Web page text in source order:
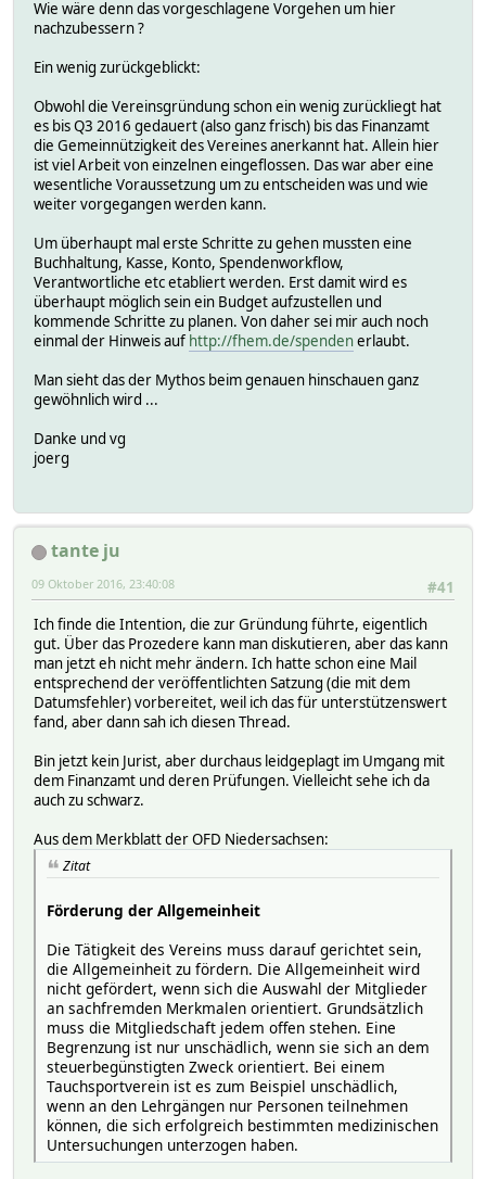
Wie wäre denn das vorgeschlagene Vorgehen um hier
nachzubessern ?
Ein wenig zurückgeblickt:
Obwohl die Vereinsgründung schon ein wenig zurückliegt hat
es bis Q3 2016 gedauert (also ganz frisch) bis das Finanzamt
die Gemeinnützigkeit des Vereines anerkannt hat. Allein hier
ist viel Arbeit von einzelnen eingeflossen. Das war aber eine
wesentliche Voraussetzung um zu entscheiden was und wie
weiter vorgegangen werden kann.
Um überhaupt mal erste Schritte zu gehen mussten eine
Buchhaltung, Kasse, Konto, Spendenworkflow,
Verantwortliche etc etabliert werden. Erst damit wird es
überhaupt möglich sein ein Budget aufzustellen und
kommende Schritte zu planen. Von daher sei mir auch noch
einmal der Hinweis auf http://fhem.de/spendenerlaubt.
Man sieht das der Mythos beim genauen hinschauen ganz
gewöhnlich wird ...
Danke und vg
joerg
tante ju
#41
09 Oktober 2016, 23:40:08
Ich finde die Intention, die zur Gründung führte, eigentlich
gut. Über das Prozedere kann man diskutieren, aber das kann
man jetzt eh nicht mehr ändern. Ich hatte schon eine Mail
entsprechend der veröffentlichten Satzung (die mit dem
Datumsfehler) vorbereitet, weil ich das für unterstützenswert
fand, aber dann sah ich diesen Thread.
Bin jetzt kein Jurist, aber durchaus leidgeplagt im Umgang mit
dem Finanzamt und deren Prüfungen. Vielleicht sehe ich da
auch zu schwarz.
Aus dem Merkblatt der OFD Niedersachsen:
Zitat
Förderung der Allgemeinheit
Die Tätigkeit des Vereins muss darauf gerichtet sein,
die Allgemeinheit zu fördern. Die Allgemeinheit wird
nicht gefördert, wenn sich die Auswahl der Mitglieder
an sachfremden Merkmalen orientiert. Grundsätzlich
muss die Mitgliedschaft jedem offen stehen. Eine
Begrenzung ist nur unschädlich, wenn sie sich an dem
steuerbegünstigten Zweck orientiert. Bei einem
Tauchsportverein ist es zum Beispiel unschädlich,
wenn an den Lehrgängen nur Personen teilnehmen
können, die sich erfolgreich bestimmten medizinischen
Untersuchungen unterzogen haben.